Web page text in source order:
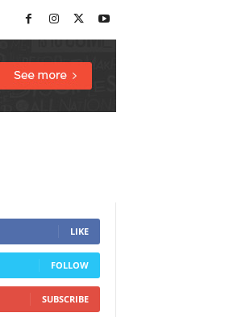
LIKE
FOLLOW
SUBSCRIBE